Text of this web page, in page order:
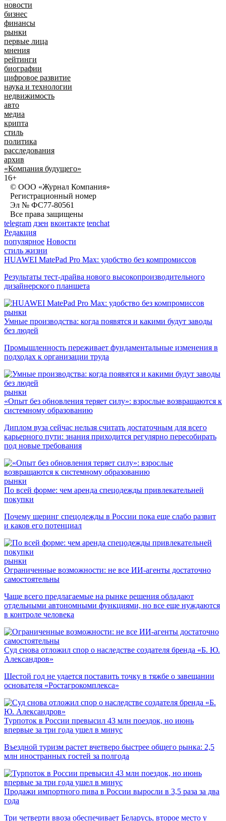
новости
бизнес
финансы
рынки
первые лица
мнения
рейтинги
биографии
цифровое развитие
наука и технологии
недвижимость
авто
медиа
крипта
стиль
политика
расследования
архив
«Компания будущего»
16+
© ООО «Журнал Компания»
Регистрационный номер
Эл № ФС77-80561
Все права защищены
telegram дзен вконтакте tenchat
Редакция
популярное Новости
стиль жизни
HUAWEI MatePad Pro Max: удобство без компромиссов
Результаты тест-драйва нового высокопроизводительного
дизайнерского планшета
рынки
Умные производства: когда появятся и какими будут заводы
без людей
Промышленность переживает фундаментальные изменения в
подходах к организации труда
рынки
«Опыт без обновления теряет силу»: взрослые возвращаются к
системному образованию
Диплом вуза сейчас нельзя считать достаточным для всего
карьерного пути: знания приходится регулярно пересобирать
под новые требования
рынки
По всей форме: чем аренда спецодежды привлекательней
покупки
Почему шеринг спецодежды в России пока еще слабо развит
и каков его потенциал
рынки
Ограниченные возможности: не все ИИ-агенты достаточно
самостоятельны
Чаще всего предлагаемые на рынке решения обладают
отдельными автономными функциями, но все еще нуждаются
в контроле человека
Суд снова отложил спор о наследстве создателя бренда «Б. Ю.
Александров»
Шестой год не удается поставить точку в тяжбе о завещании
основателя «Ростагрокомплекса»
Турпоток в России превысил 43 млн поездок, но июнь
впервые за три года ушел в минус
Въездной туризм растет вчетверо быстрее общего рынка: 2,5
млн иностранных гостей за полгода
Продажи импортного пива в России выросли в 3,5 раза за два
года
Три четверти ввоза обеспечивает Беларусь, второе место у